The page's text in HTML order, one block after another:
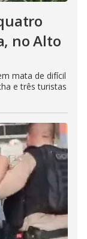
no Alto
mata de difícil
e três turistas